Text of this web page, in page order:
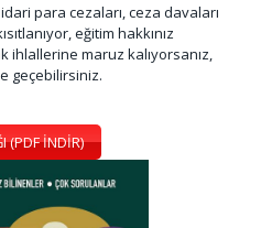
para cezaları, ceza davaları
eğitim hakkınız
maruz kalıyorsanız,
geçebilirsiniz.
(PDF İNDİR)